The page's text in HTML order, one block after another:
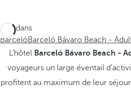
Ces dans
BarcelóBarceló Bávaro Beach -
L'hôtel Barceló Bávaro Beach -
voyageurs un large éventail
profitent au maximum de leur